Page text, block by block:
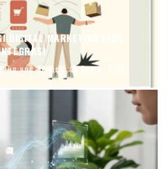
DIGITAL MARKETING YANG
and Service Aug 6, 2026